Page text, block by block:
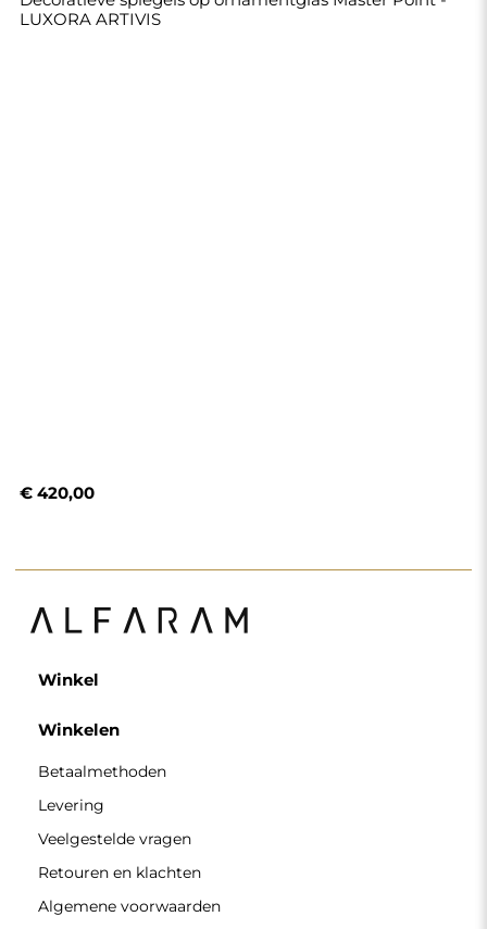
LUXORA ARTIVIS
€ 420,00
Winkel
Winkelen
Betaalmethoden
Levering
Veelgestelde vragen
Retouren en klachten
Algemene voorwaarden